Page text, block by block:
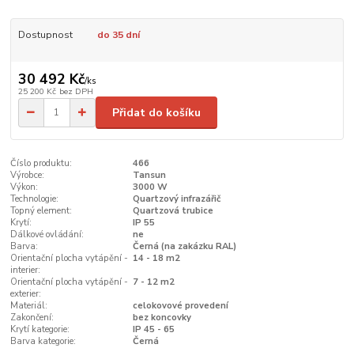
Dostupnost do 35 dní
30 492 Kč/ks
25 200 Kč bez DPH
Přidat do košíku
Číslo produktu:
466
Výrobce:
Tansun
Výkon:
3000 W
Technologie:
Quartzový infrazářič
Topný element:
Quartzová trubice
Krytí:
IP 55
Dálkové ovládání:
ne
Barva:
Černá (na zakázku RAL)
Orientační plocha vytápění -
interier:
14 - 18 m2
Orientační plocha vytápění -
exterier:
7 - 12 m2
Materiál:
celokovové provedení
Zakončení:
bez koncovky
Krytí kategorie:
IP 45 - 65
Barva kategorie:
Černá